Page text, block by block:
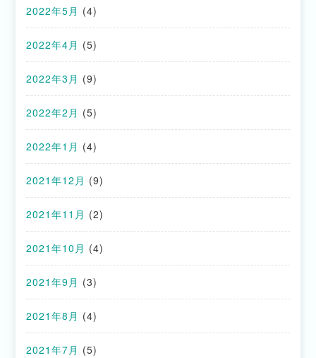
2022年5月 (4)
2022年4月 (5)
2022年3月 (9)
2022年2月 (5)
2022年1月 (4)
2021年12月 (9)
2021年11月 (2)
2021年10月 (4)
2021年9月 (3)
2021年8月 (4)
2021年7月 (5)